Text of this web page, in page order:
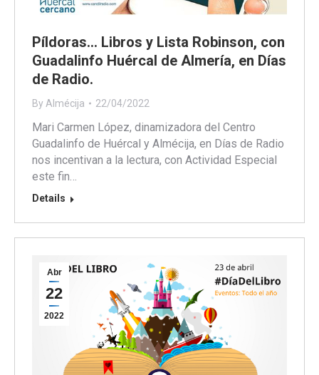
Píldoras… Libros y Lista Robinson, con
Guadalinfo Huércal de Almería, en Días
de Radio.
By Almécija 22/04/2022
Mari Carmen López, dinamizadora del Centro
Guadalinfo de Huércal y Almécija, en Días de Radio
nos incentivan a la lectura, con Actividad Especial
este fin…
Details
Abr
22
2022